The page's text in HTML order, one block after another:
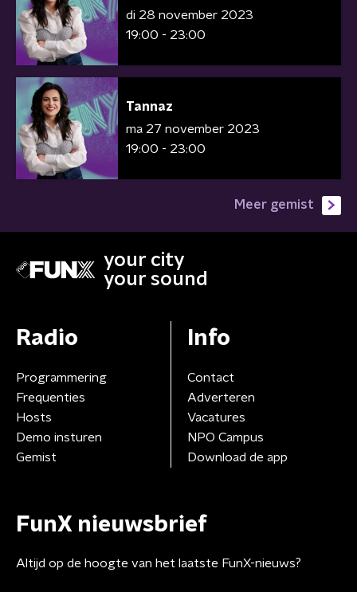
di 28 november 2023
19:00 - 23:00
Tannaz
ma 27 november 2023
19:00 - 23:00
Meer gemist
your city
your sound
Radio
Programmering
Frequenties
Hosts
Demo insturen
Gemist
Info
Contact
Adverteren
Vacatures
NPO Campus
Download de app
FunX nieuwsbrief
Altijd op de hoogte van het laatste FunX-nieuws?